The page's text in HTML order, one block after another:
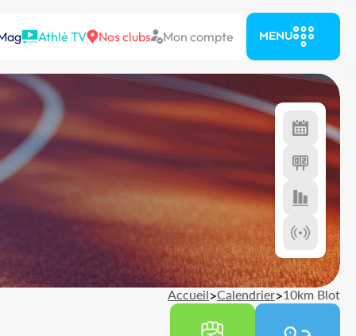
Athlé TV Nos clubs Mon compte MENU
Accueil>Calendrier>10km Blot